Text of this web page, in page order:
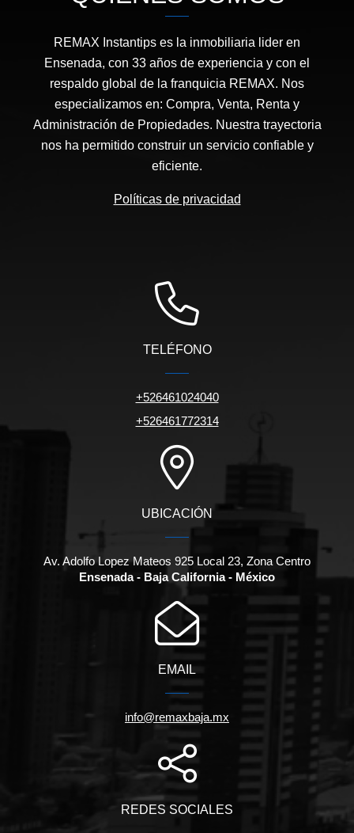
REMAX Instantips es la inmobiliaria lider en
Ensenada, con 33 años de experiencia y con el
respaldo global de la franquicia REMAX. Nos
especializamos en: Compra, Venta, Renta y
Administración de Propiedades. Nuestra trayectoria
nos ha permitido construir un servicio confiable y
eficiente.
Políticas de privacidad
TELÉFONO
+526461024040
+526461772314
UBICACIÓN
Av. Adolfo Lopez Mateos 925 Local 23, Zona Centro
Ensenada - Baja California - México
EMAIL
info@remaxbaja.mx
REDES SOCIALES